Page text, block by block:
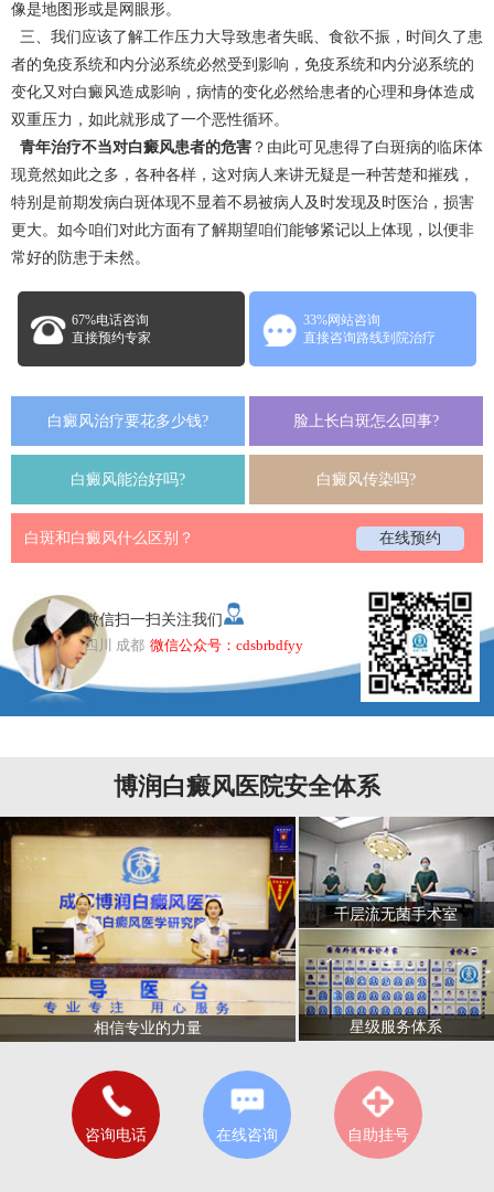
像是地图形或是网眼形。
三、我们应该了解工作压力大导致患者失眠、食欲不振，时间久了患
者的免疫系统和内分泌系统必然受到影响，免疫系统和内分泌系统的
变化又对白癜风造成影响，病情的变化必然给患者的心理和身体造成
双重压力，如此就形成了一个恶性循环。
青年治疗不当对白癜风患者的危害 ？由此可见患得了白斑病的临床体
现竟然如此之多，各种各样，这对病人来讲无疑是一种苦楚和摧残，
特别是前期发病白斑体现不显着不易被病人及时发现及时医治，损害
更大。如今咱们对此方面有了解期望咱们能够紧记以上体现，以便非
常好的防患于未然。
67%电话咨询
直接预约专家
33%网站咨询
直接咨询路线到院治疗
白癜风治疗要花多少钱? 脸上长白斑怎么回事?
白癜风能治好吗? 白癜风传染吗?
白斑和白癜风什么区别？ 在线预约
微信扫一扫关注我们
四川 成都 微信公众号：cdsbrbdfyy
博润白癜风医院安全体系
相信专业的力量
千层流无菌手术室
星级服务体系
咨询电话 在线咨询 自助挂号